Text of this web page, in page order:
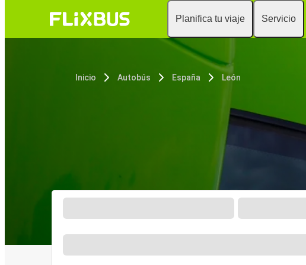
Planifica tu viaje Servicio
Inicio Autobús España León